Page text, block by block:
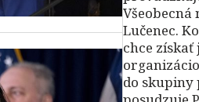
Lučenec.
chce získať
do